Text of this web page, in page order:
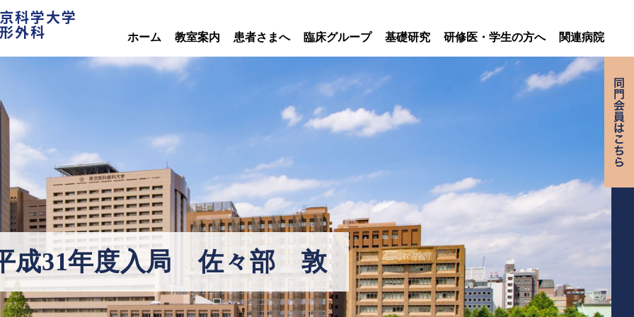
科学大学
外科 ホーム 教室案内 患者さまへ 臨床グループ 基礎研究 研修医・学生の方へ 関連病院
成31年度入局 佐々部 敦